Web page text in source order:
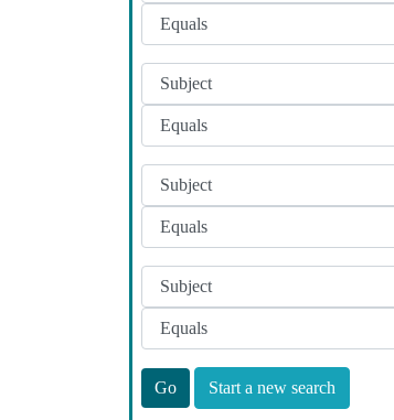
Start a new search